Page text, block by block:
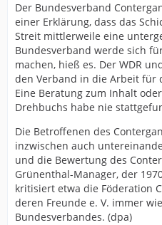
Der Bundesverband
einer Erklärung, dass das
Streit mittlerweile eine
Bundesverband werde sich
machen, hieß es. Der WDR
den Verband in die Arbeit für
Eine Beratung zum Inhalt
Drehbuchs habe nie
Die Betroffenen des
inzwischen auch
und die Bewertung des
Grünenthal-Manager, der
kritisiert etwa die Föderation
deren Freunde e. V. immer
Bundesverbandes. (dpa)